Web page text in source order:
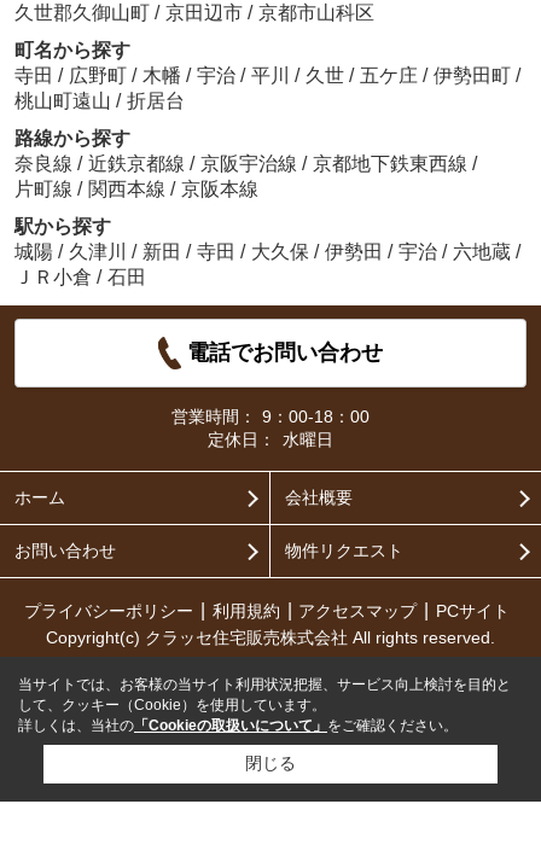
久世郡久御山町 / 京田辺市 / 京都市山科区
町名から探す
寺田 / 広野町 / 木幡 / 宇治 / 平川 / 久世 / 五ケ庄 / 伊勢田町 /
桃山町遠山 / 折居台
路線から探す
奈良線 / 近鉄京都線 / 京阪宇治線 / 京都地下鉄東西線 /
片町線 / 関西本線 / 京阪本線
駅から探す
城陽 / 久津川 / 新田 / 寺田 / 大久保 / 伊勢田 / 宇治 / 六地蔵 /
ＪＲ小倉 / 石田
電話でお問い合わせ
営業時間：
9：00-18：00
定休日：
水曜日
ホーム 会社概要
お問い合わせ 物件リクエスト
プライバシーポリシー 利用規約 アクセスマップ
PCサイト
Copyright(c) クラッセ住宅販売株式会社 All rights reserved.
当サイトでは、お客様の当サイト利用状況把握、サービス向上検討を目的と
して、クッキー（Cookie）を使用しています。
詳しくは、当社の 「Cookieの取扱いについて」 をご確認ください。
閉じる